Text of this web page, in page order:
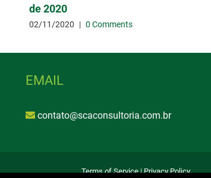
de 2020
02/11/2020 | 0 Comments
EMAIL
contato@scaconsultoria.com.br
Terms of Service|Privacy Policy